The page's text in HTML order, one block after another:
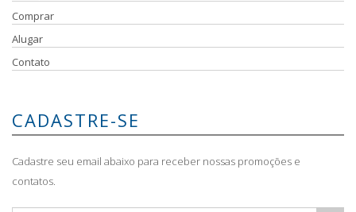
Comprar
Alugar
Contato
CADASTRE-SE
Cadastre seu email abaixo para receber nossas promoções e
contatos.